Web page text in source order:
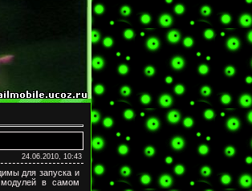
24.06.2010, 10:43
для запуска и
модулей в самом